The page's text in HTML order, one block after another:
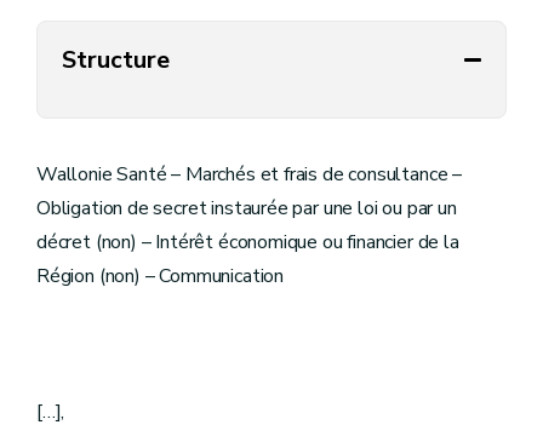
Structure
Wallonie Santé – Marchés et frais de consultance –
Obligation de secret instaurée par une loi ou par un
décret (non) – Intérêt économique ou financier de la
Région (non) – Communication
[…],